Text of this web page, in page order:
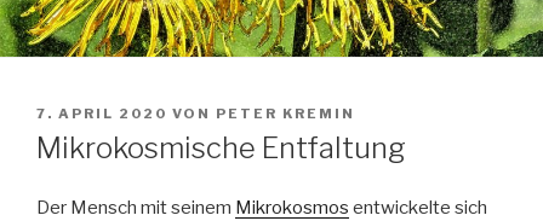
VERÖFFENTLICHT
AM
7. APRIL 2020 VON PETER KREMIN
Mikrokosmische Entfaltung
Der Mensch mit seinem Mikrokosmos entwickelte sich